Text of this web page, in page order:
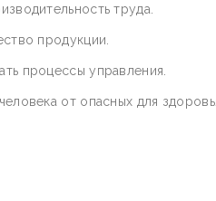
труда.
продукции.
процессы управления.
от опасных для